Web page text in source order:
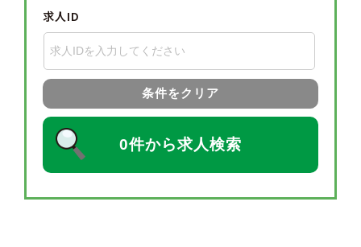
求人ID
条件をクリア
0件から求人検索